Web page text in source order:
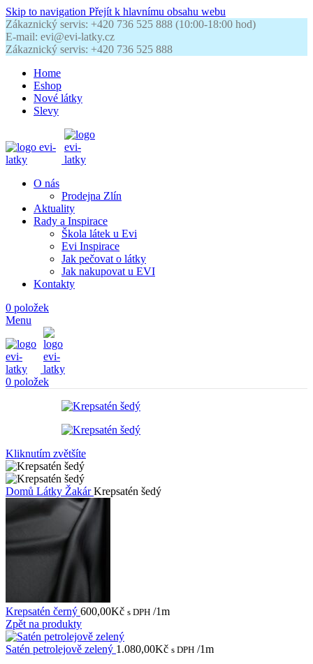
Skip to navigation Přejít k hlavnímu obsahu webu
Zákaznický servis: +420 736 525 888 (10:00-18:00 hod)
E-mail: evi@evi-latky.cz
Zákaznický servis: +420 736 525 888
Home
Eshop
Nové látky
Slevy
O nás
Prodejna Zlín
Aktuality
Rady a Inspirace
Škola látek u Evi
Evi Inspirace
Jak pečovat o látky
Jak nakupovat u EVI
Kontakty
0 položek
Menu
0 položek
Kliknutím zvětšíte
Domů Látky ŽakárKrepsatén šedý
Krepsatén černý 600,00Kč s DPH /1m
Zpět na produkty
Satén petrolejově zelený 1.080,00Kč s DPH /1m